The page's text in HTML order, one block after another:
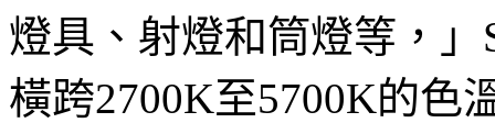
燈具、射燈和筒燈等，」
橫跨2700K至5700K的色